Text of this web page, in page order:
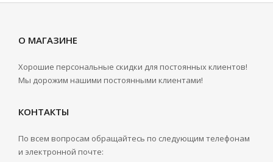
О МАГАЗИНЕ
Хорошие персональные скидки для постоянных клиентов!
Мы дорожим нашими постоянными клиентами!
КОНТАКТЫ
По всем вопросам обращайтесь по следующим телефонам
и электронной почте: